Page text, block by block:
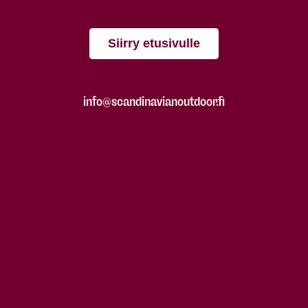
Siirry etusivulle
info@scandinavianoutdoor.fi